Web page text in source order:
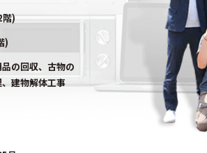
)
)
の回収、古物の
建物解体工事